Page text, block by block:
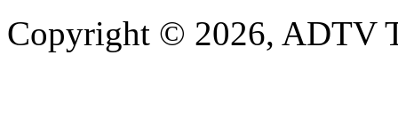
Copyright © 2026, ADTV